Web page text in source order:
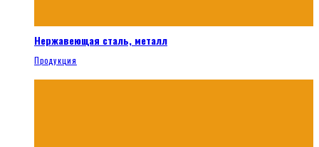
Нержавеющая сталь, металл
Продукция